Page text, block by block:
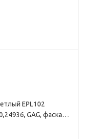
EPL102
GAG, фаска